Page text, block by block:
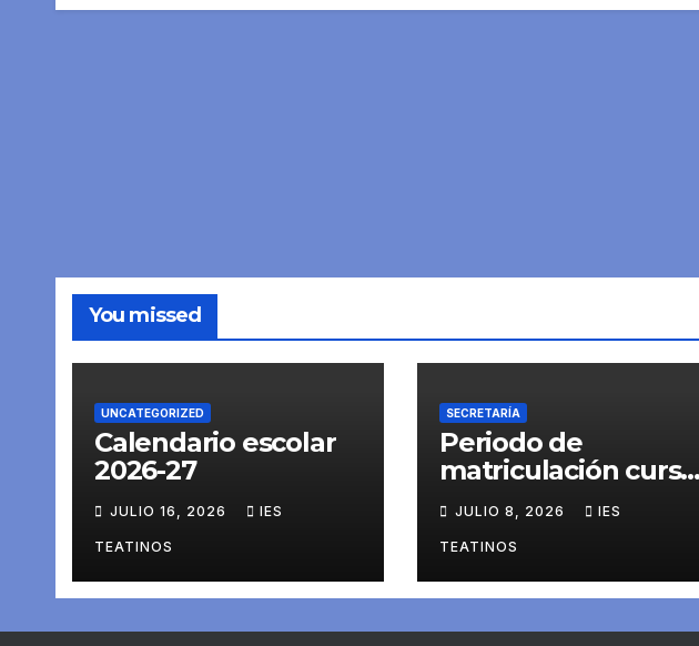
You missed
UNCATEGORIZED
Calendario escolar
2026-27
JULIO 16, 2026 IES
TEATINOS
SECRETARÍA
Periodo de
matriculación curso
26/27
JULIO 8, 2026 IES
TEATINOS